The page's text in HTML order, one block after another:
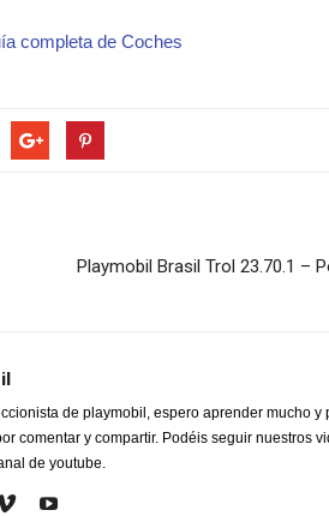
completa de Coches
Playmobil Brasil Trol 23.70.1 –
de playmobil, espero aprender mucho y
comentar y compartir. Podéis seguir nuestros
de youtube.